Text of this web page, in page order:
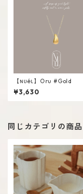
【ɴᴜéʟ】Oru #Gold
¥3,630
同じカテゴリの商品